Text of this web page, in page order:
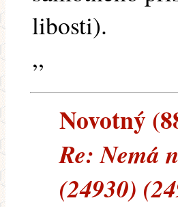
libosti).
,,
Novotný
Re: Nemá
(24930)